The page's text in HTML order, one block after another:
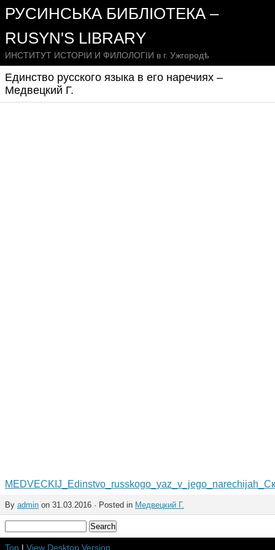
РУСИНСЬКА БИБЛІОТЕКА –
RUSYN'S LIBRARY
ИНСТИТУТ ИСТОРІИ И ФИЛОЛОГІИ в г. Ужгородѣ
Единство русского языка в его наречиях –
Медвецкий Г.
MEDVECKIJ_Edinstvo_russkogo_yaz_v_jego_narechijah_
By admin on 31.03.2016 · Posted in Медвецкий Г.
Top | View Desktop Version